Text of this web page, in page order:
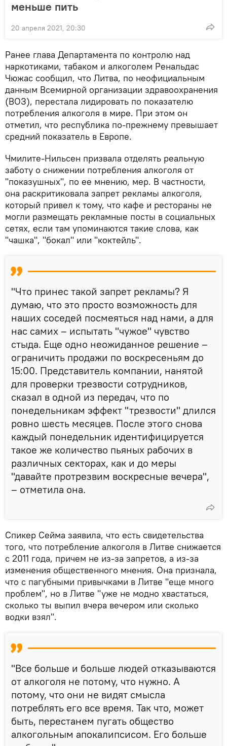
меньше пить
20 апреля 2021, 20:30
Ранее глава Департамента по контролю над
наркотиками, табаком и алкоголем Ренальдас
Чюжас сообщил, что Литва, по неофициальным
данным Всемирной организации здравоохранения
(ВОЗ), перестала лидировать по показателю
потребления алкоголя в мире. При этом он
отметил, что республика по-прежнему превышает
средний показатель в Европе.
Чмилите-Нильсен призвала отделять реальную
заботу о снижении потребления алкоголя от
"показушных", по ее мнению, мер. В частности,
она раскритиковала запрет рекламы алкоголя,
который привел к тому, что кафе и рестораны не
могли размещать рекламные посты в социальных
сетях, если там упоминаются такие слова, как
"чашка", "бокал" или "коктейль".
"Что принес такой запрет рекламы? Я
думаю, что это просто возможность для
наших соседей посмеяться над нами, а для
нас самих – испытать "чужое" чувство
стыда. Еще одно неожиданное решение –
ограничить продажи по воскресеньям до
15:00. Представитель компании, нанятой
для проверки трезвости сотрудников,
сказал в одной из передач, что по
понедельникам эффект "трезвости" длился
ровно шесть месяцев. После этого снова
каждый понедельник идентифицируется
такое же количество пьяных рабочих в
различных секторах, как и до меры
"давайте протрезвим воскресные вечера",
– отметила она.
Спикер Сейма заявила, что есть свидетельства
того, что потребление алкоголя в Литве снижается
с 2011 года, причем не из-за запретов, а из-за
изменения общественного мнения. Она признала,
что с пагубными привычками в Литве "еще много
проблем", но в Литве "уже не модно хвастаться,
сколько ты выпил вчера вечером или сколько
водки взял".
"Все больше и больше людей отказываются
от алкоголя не потому, что нужно. А
потому, что они не видят смысла
потреблять его все время. Так что, может
быть, перестанем пугать общество
алкогольным апокалипсисом. Его больше